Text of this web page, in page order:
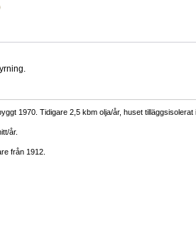
1970. Tidigare 2,5 kbm olja/år, huset tilläggsisolerat
år.
från 1912.